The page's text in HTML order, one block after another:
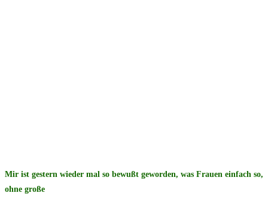
Mir ist gestern wieder mal so bewußt geworden, was Frauen einfach so,
ohne große